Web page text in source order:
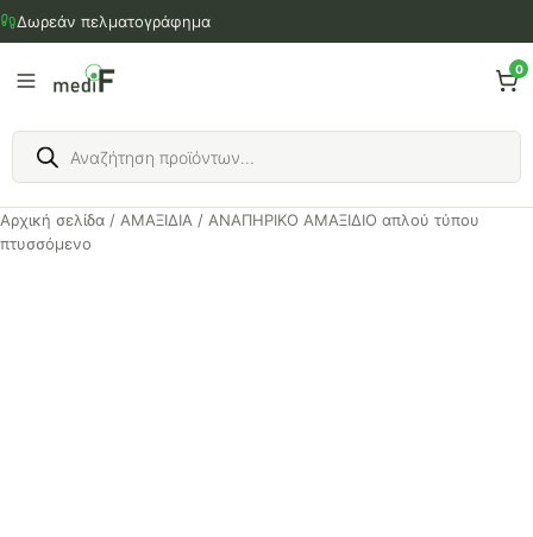
Μετάβαση
στο
περιεχόμενο
Δωρεάν πελματογράφημα
0
Products
search
Αρχική σελίδα / ΑΜΑΞΙΔΙΑ / ΑΝΑΠΗΡΙΚΟ ΑΜΑΞΙΔΙΟ απλού τύπου
πτυσσόμενο